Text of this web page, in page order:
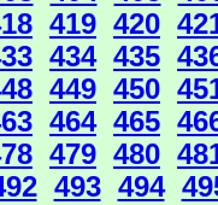
419 420
434 435
449 450
464 465
479 480
493 494